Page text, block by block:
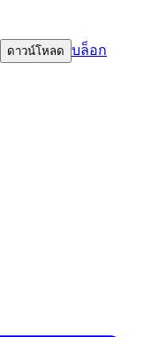
ดาวน์โหลด บล็อก